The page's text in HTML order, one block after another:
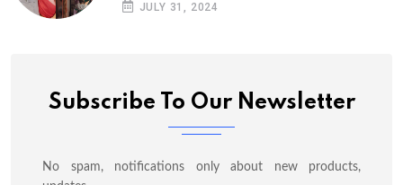
JULY 31, 2024
Subscribe To Our Newsletter
No spam, notifications only about new products,